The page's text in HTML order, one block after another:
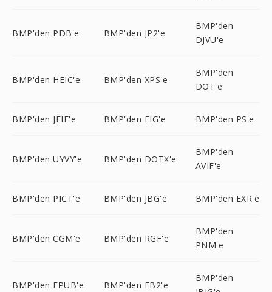
BMP'den PDB'e BMP'den JP2'e
BMP'den
DJVU'e
BMP'den HEIC'e BMP'den XPS'e
BMP'den
DOT'e
BMP'den JFIF'e BMP'den FIG'e BMP'den PS'e
BMP'den UYVY'e BMP'den DOTX'e
BMP'den
AVIF'e
BMP'den PICT'e BMP'den JBG'e BMP'den EXR'e
BMP'den CGM'e BMP'den RGF'e
BMP'den
PNM'e
BMP'den EPUB'e BMP'den FB2'e
BMP'den